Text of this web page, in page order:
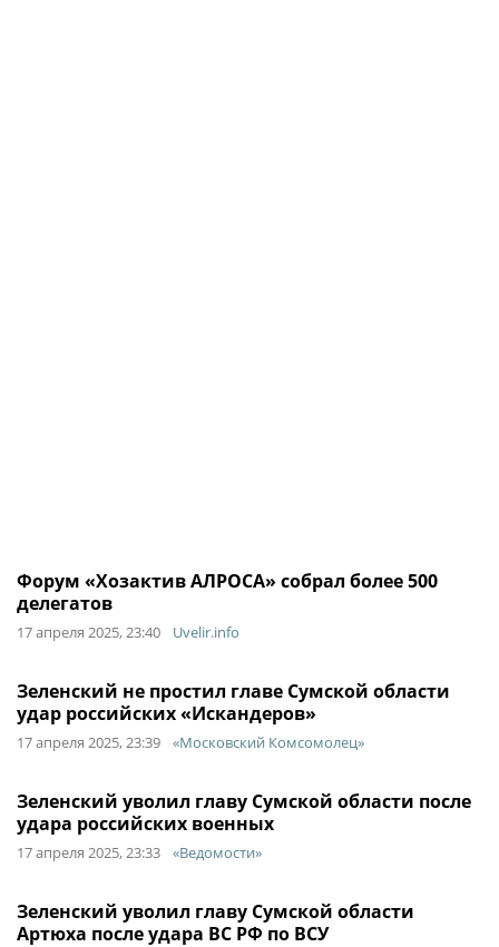
Форум «Хозактив АЛРОСА» собрал более 500
делегатов
17 апреля 2025, 23:40 Uvelir.info
Зеленский не простил главе Сумской области
удар российских «Искандеров»
17 апреля 2025, 23:39 «Московский Комсомолец»
Зеленский уволил главу Сумской области после
удара российских военных
17 апреля 2025, 23:33 «Ведомости»
Зеленский уволил главу Сумской области
Артюха после удара ВС РФ по ВСУ